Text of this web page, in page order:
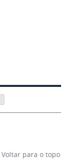
Voltar para o topo